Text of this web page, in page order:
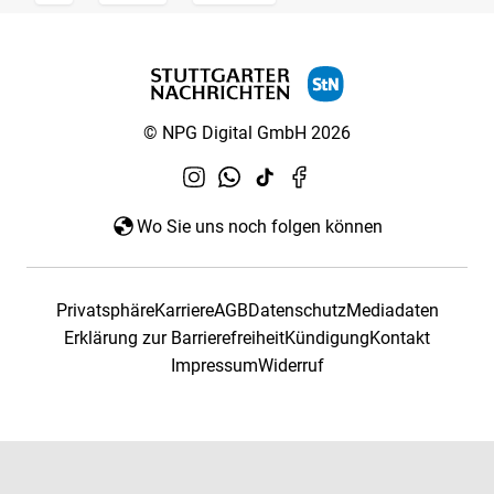
© NPG Digital GmbH 2026
Wo Sie uns noch folgen können
PrivatsphäreKarriereAGBDatenschutzMediadaten
Erklärung zur BarrierefreiheitKündigungKontakt
ImpressumWiderruf